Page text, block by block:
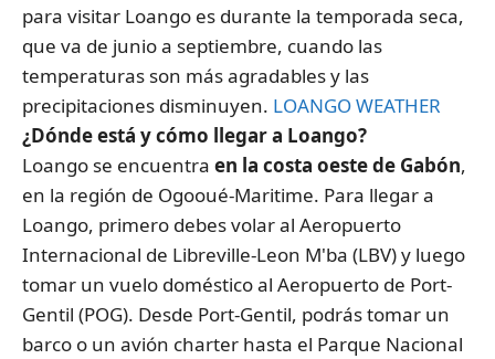
para visitar Loango es durante la temporada seca,
que va de junio a septiembre, cuando las
temperaturas son más agradables y las
precipitaciones disminuyen. LOANGO WEATHER
¿Dónde está y cómo llegar a Loango?
Loango se encuentra en la costa oeste de Gabón,
en la región de Ogooué-Maritime. Para llegar a
Loango, primero debes volar al Aeropuerto
Internacional de Libreville-Leon M'ba (LBV) y luego
tomar un vuelo doméstico al Aeropuerto de Port-
Gentil (POG). Desde Port-Gentil, podrás tomar un
barco o un avión charter hasta el Parque Nacional